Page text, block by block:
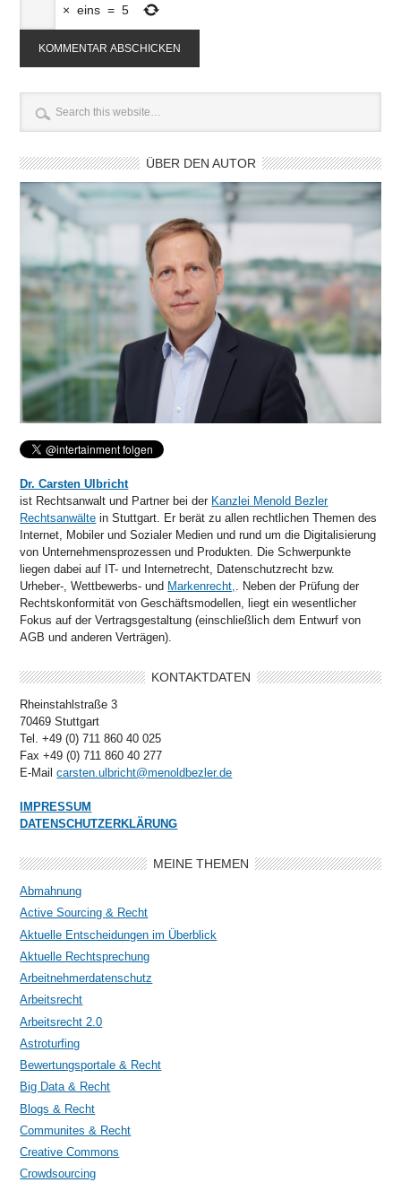
× eins = 5
ÜBER DEN AUTOR
Dr. Carsten Ulbricht
ist Rechtsanwalt und Partner bei der Kanzlei Menold Bezler
Rechtsanwälte in Stuttgart. Er berät zu allen rechtlichen Themen des
Internet, Mobiler und Sozialer Medien und rund um die Digitalisierung
von Unternehmensprozessen und Produkten. Die Schwerpunkte
liegen dabei auf IT- und Internetrecht, Datenschutzrecht bzw.
Urheber-, Wettbewerbs- und Markenrecht,. Neben der Prüfung der
Rechtskonformität von Geschäftsmodellen, liegt ein wesentlicher
Fokus auf der Vertragsgestaltung (einschließlich dem Entwurf von
AGB und anderen Verträgen).
KONTAKTDATEN
Rheinstahlstraße 3
70469 Stuttgart
Tel. +49 (0) 711 860 40 025
Fax +49 (0) 711 860 40 277
E-Mailcarsten.ulbricht@menoldbezler.de
IMPRESSUM
DATENSCHUTZERKLÄRUNG
MEINE THEMEN
Abmahnung
Active Sourcing & Recht
Aktuelle Entscheidungen im Überblick
Aktuelle Rechtsprechung
Arbeitnehmerdatenschutz
Arbeitsrecht
Arbeitsrecht 2.0
Astroturfing
Bewertungsportale & Recht
Big Data & Recht
Blogs & Recht
Communites & Recht
Creative Commons
Crowdsourcing